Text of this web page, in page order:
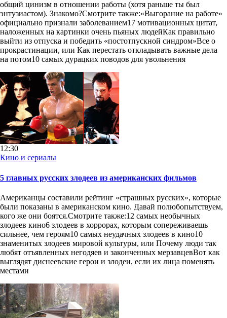
общий цинизм в отношении работы (хотя раньше ты был
энтузиастом). Знакомо?Смотрите также:«Выгорание на работе»
официально признали заболеванием17 мотивационных цитат,
наложенных на картинки очень пьяных людейКак правильно
выйти из отпуска и победить «постотпускной синдром»Все о
прокрастинации, или Как перестать откладывать важные дела
на потом10 самых дурацких поводов для увольнения
12:30
Кино и сериалы
5 главных русских злодеев из американских фильмов
Американцы составили рейтинг «страшных русских», которые
были показаны в американском кино. Давай полюбопытствуем,
кого же они боятся.Смотрите также:12 самых необычных
злодеев кино6 злодеев в хоррорах, которым сопереживаешь
сильнее, чем героям10 самых неудачных злодеев в кино10
знаменитых злодеев мировой культуры, или Почему люди так
любят отъявленных негодяев и законченных мерзавцевВот как
выглядят диснеевские герои и злодеи, если их лица поменять
местами